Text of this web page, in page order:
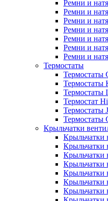
Ремни и
Ремни и
Ремни и
Ремни и
Ремни и
Ремни и
Ремни и
Термостаты
Термостаты
Термостаты
Термостаты
Термостат
Термостаты
Термостаты
Крыльчатки
Крыльчатки
Крыльчатки
Крыльчатки
Крыльчатки
Крыльчатки
Крыльчатки
Крыльчатки